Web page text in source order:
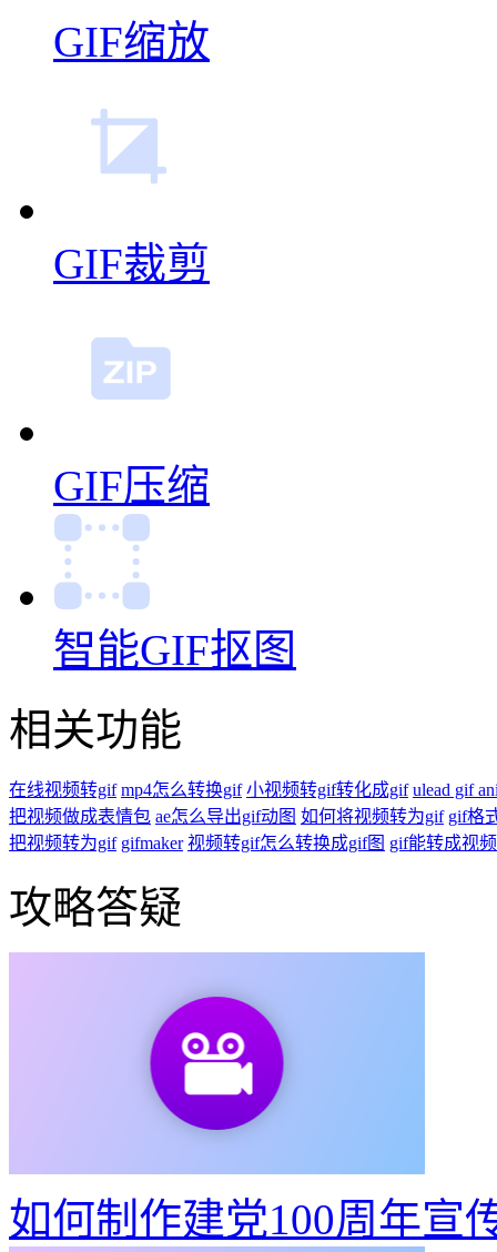
GIF缩放
GIF裁剪
GIF压缩
智能GIF抠图
相关功能
在线视频转gif mp4怎么转换gif 小视频转gif转化成gif ulead gif
把视频做成表情包 ae怎么导出gif动图 如何将视频转为gif gif格
把视频转为gif gifmaker 视频转gif怎么转换成gif图 gif能转成视
攻略答疑
如何制作建党100周年宣